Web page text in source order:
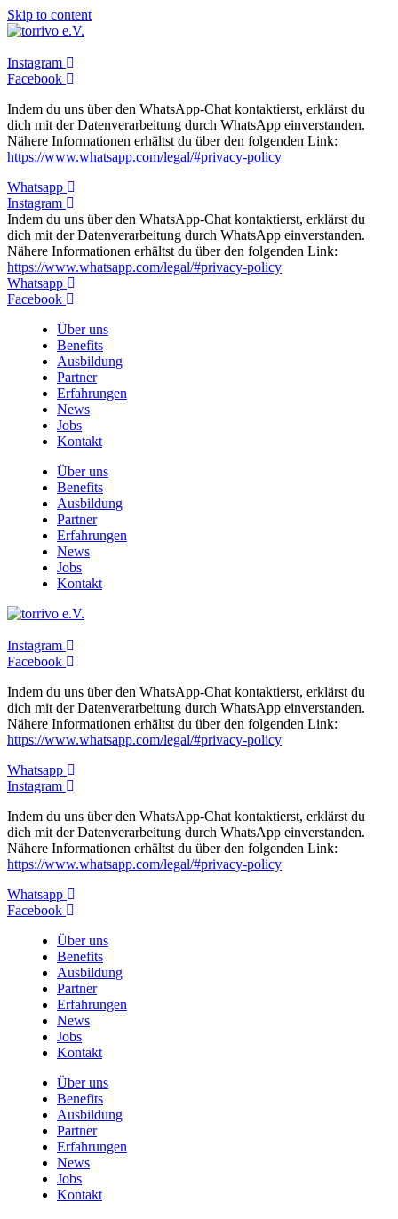
Skip to content
Instagram
Facebook
Indem du uns über den WhatsApp-Chat kontaktierst, erklärst du
dich mit der Datenverarbeitung durch WhatsApp einverstanden.
Nähere Informationen erhältst du über den folgenden Link:
https://www.whatsapp.com/legal/#privacy-policy
Whatsapp
Instagram
Indem du uns über den WhatsApp-Chat kontaktierst, erklärst du
dich mit der Datenverarbeitung durch WhatsApp einverstanden.
Nähere Informationen erhältst du über den folgenden Link:
https://www.whatsapp.com/legal/#privacy-policy
Whatsapp
Facebook
Über uns
Benefits
Ausbildung
Partner
Erfahrungen
News
Jobs
Kontakt
Über uns
Benefits
Ausbildung
Partner
Erfahrungen
News
Jobs
Kontakt
Instagram
Facebook
Indem du uns über den WhatsApp-Chat kontaktierst, erklärst du
dich mit der Datenverarbeitung durch WhatsApp einverstanden.
Nähere Informationen erhältst du über den folgenden Link:
https://www.whatsapp.com/legal/#privacy-policy
Whatsapp
Instagram
Indem du uns über den WhatsApp-Chat kontaktierst, erklärst du
dich mit der Datenverarbeitung durch WhatsApp einverstanden.
Nähere Informationen erhältst du über den folgenden Link:
https://www.whatsapp.com/legal/#privacy-policy
Whatsapp
Facebook
Über uns
Benefits
Ausbildung
Partner
Erfahrungen
News
Jobs
Kontakt
Über uns
Benefits
Ausbildung
Partner
Erfahrungen
News
Jobs
Kontakt